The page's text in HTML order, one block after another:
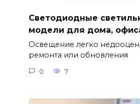
Светодиодные
модели для дома,
Освещение легко
ремонта или обновления
0 7